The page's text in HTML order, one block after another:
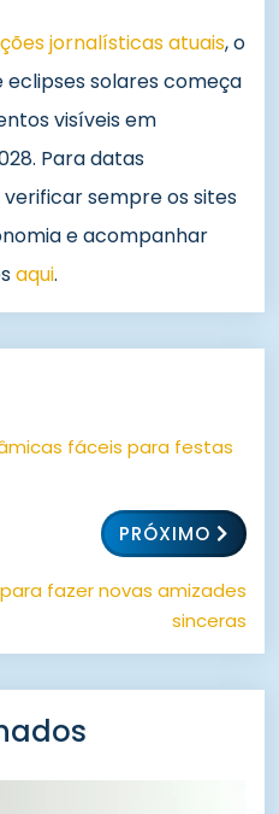
jornalísticas atuais, o
solares começa
visíveis em
Para datas
sempre os sites
e acompanhar
aqui.
fáceis para festas
PRÓXIMO
fazer novas amizades
sinceras